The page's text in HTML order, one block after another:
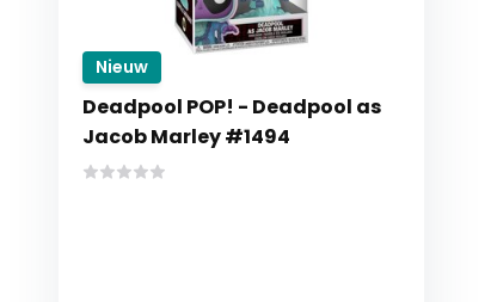
Nieuw
Deadpool POP! - Deadpool as
Jacob Marley #1494